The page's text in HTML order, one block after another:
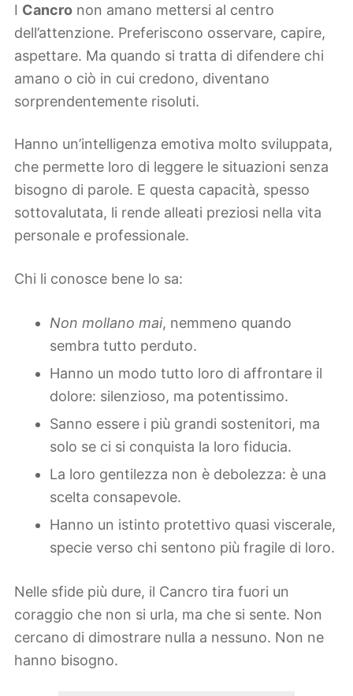
I Cancro non amano mettersi al centro
dell’attenzione. Preferiscono osservare, capire,
aspettare. Ma quando si tratta di difendere chi
amano o ciò in cui credono, diventano
sorprendentemente risoluti.
Hanno un’intelligenza emotiva molto sviluppata,
che permette loro di leggere le situazioni senza
bisogno di parole. E questa capacità, spesso
sottovalutata, li rende alleati preziosi nella vita
personale e professionale.
Chi li conosce bene lo sa:
Non mollano mai, nemmeno quando
sembra tutto perduto.
Hanno un modo tutto loro di affrontare il
dolore: silenzioso, ma potentissimo.
Sanno essere i più grandi sostenitori, ma
solo se ci si conquista la loro fiducia.
La loro gentilezza non è debolezza: è una
scelta consapevole.
Hanno un istinto protettivo quasi viscerale,
specie verso chi sentono più fragile di loro.
Nelle sfide più dure, il Cancro tira fuori un
coraggio che non si urla, ma che si sente. Non
cercano di dimostrare nulla a nessuno. Non ne
hanno bisogno.